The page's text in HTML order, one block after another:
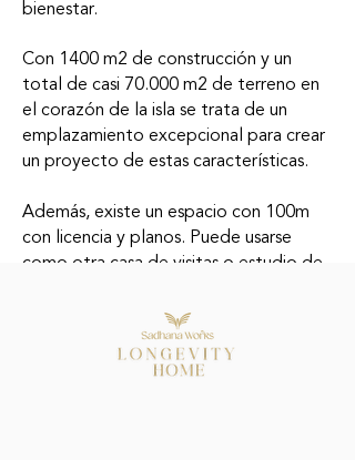
bienestar.
Con 1400 m2 de construcción y un
total de casi 70.000 m2 de terreno en
el corazón de la isla se trata de un
emplazamiento excepcional para crear
un proyecto de estas características.
Además, existe un espacio con 100m
con licencia y planos. Puede usarse
como otra casa de visitas o estudio de